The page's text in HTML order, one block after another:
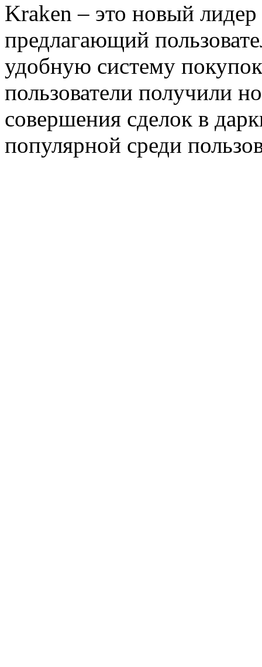
Kraken – это новый
предлагающий
удобную систему
пользователи получили
совершения сделок в
популярной среди